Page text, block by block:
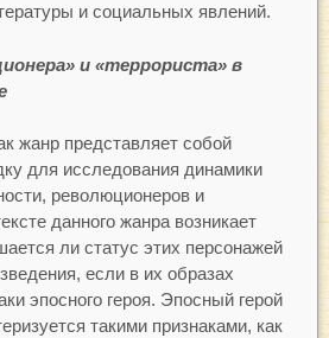
и социальных явлений.
и «террориста» в
жанр представляет собой
для исследования динамики
революционеров и
данного жанра возникает
ли статус этих персонажей
если в их образах
эпосного героя. Эпосный герой
такими признаками, как